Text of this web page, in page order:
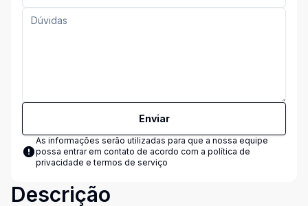
Enviar
As informações serão utilizadas para que a nossa equipe
possa entrar em contato de acordo com a política de
privacidade e termos de serviço
Descrição